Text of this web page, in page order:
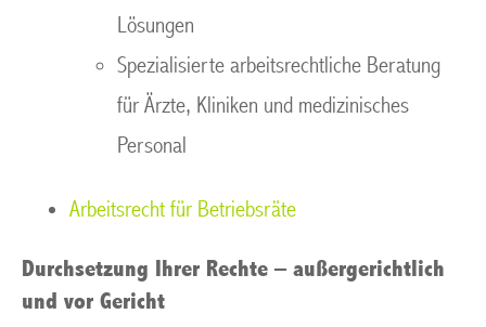
Lösungen
Spezialisierte arbeitsrechtliche Beratung
für Ärzte, Kliniken und medizinisches
Personal
Arbeitsrecht für Betriebsräte
Durchsetzung Ihrer Rechte – außergerichtlich
und vor Gericht